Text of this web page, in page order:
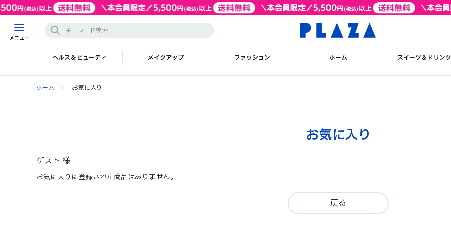
メニュー
ヘルス＆ビューティ メイクアップ ファッション ホーム スイーツ＆ドリン
ホーム > お気に入り
お気に入り
ゲスト 様
お気に入りに登録された商品はありません。
戻る